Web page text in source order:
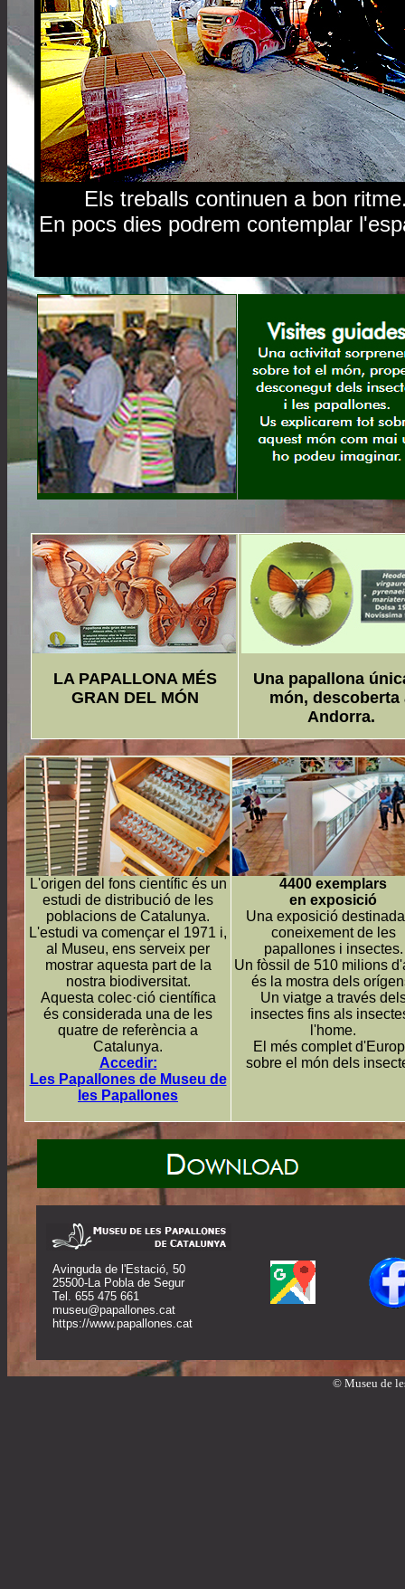
Els treballs continuen a bon
En pocs dies podrem contemplar
LA PAPALLONA MÉS
GRAN DEL MÓN
Una papallona
món, descoberta
Andorra.
L'origen del fons científic és un
estudi de distribució de les
poblacions de Catalunya.
L'estudi va començar el 1971 i,
al Museu, ens serveix per
mostrar aquesta part de la
nostra biodiversitat.
Aquesta colec·ció científica
és considerada una de les
quatre de referència a
Catalunya.
Accedir:
Les Papallones de Museu de
les Papallones
4400 exemplars
en exposició
Una exposició
coneixement de les
papallones i insectes.
Un fòssil de 510 milions
és la mostra dels
Un viatge a través
insectes fins als
l'home.
El més complet
sobre el món dels
Avinguda de l'Estació, 50
25500-La Pobla de Segur
Tel. 655 475 661
museu@papallones.cat
https://www.papallones.cat
© Museu de